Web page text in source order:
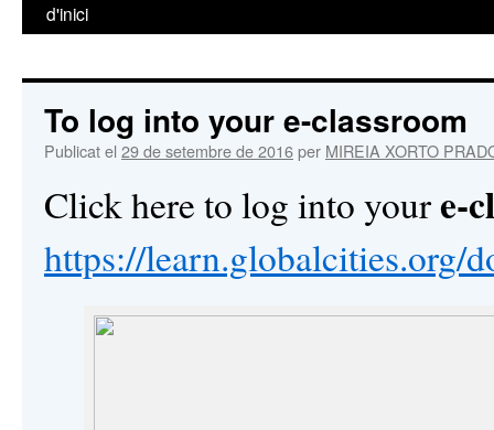
d'inici
To log into your e-classroom
Publicat el 29 de setembre de 2016per MIREIA XORTO
Click here to log into youre-
https://learn.globalcities.org/